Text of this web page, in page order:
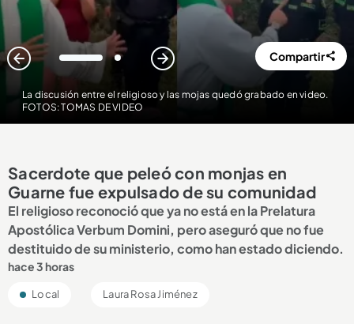
La discusión entre el religioso y las mojas quedó grabado en video.
FOTOS: TOMAS DE VIDEO
1 2 Compartir
Sacerdote que peleó con monjas en
Guarne fue expulsado de su comunidad
El religioso reconoció que ya no está en la Prelatura
Apostólica Verbum Domini, pero aseguró que no fue
destituido de su ministerio, como han estado diciendo.
hace 3 horas
Local Laura Rosa Jiménez